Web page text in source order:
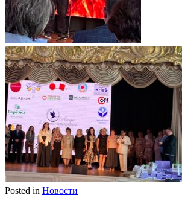
Posted in Новости